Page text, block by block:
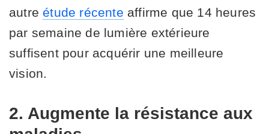
autre étude récente affirme que 14 heures
par semaine de lumière extérieure
suffisent pour acquérir une meilleure
vision.
2. Augmente la résistance aux